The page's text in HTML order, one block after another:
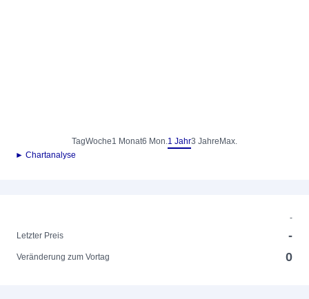
TagWoche1 Monat6 Mon.1 Jahr3 Jahre Max.
► Chartanalyse
-
Letzter Preis
-
Veränderung zum Vortag 0